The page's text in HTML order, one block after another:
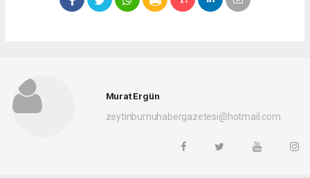
Murat Ergün
zeytinburnuhabergazetesi@hotmail.com